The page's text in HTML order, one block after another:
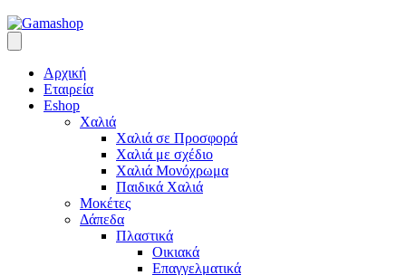
Αρχική
Εταιρεία
Eshop
Χαλιά
Χαλιά σε Προσφορά
Χαλιά με σχέδιο
Χαλιά Μονόχρωμα
Παιδικά Χαλιά
Μοκέτες
Δάπεδα
Πλαστικά
Οικιακά
Επαγγελματικά